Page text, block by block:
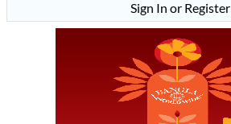
Sign In or Register